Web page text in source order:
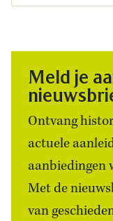
Meld je
Ontvang
actuele
aanbiedingen
Met de
van